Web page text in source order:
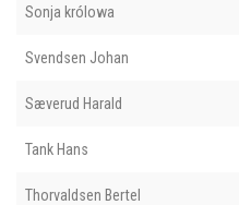
Sonja królowa
Svendsen Johan
Sæverud Harald
Tank Hans
Thorvaldsen Bertel